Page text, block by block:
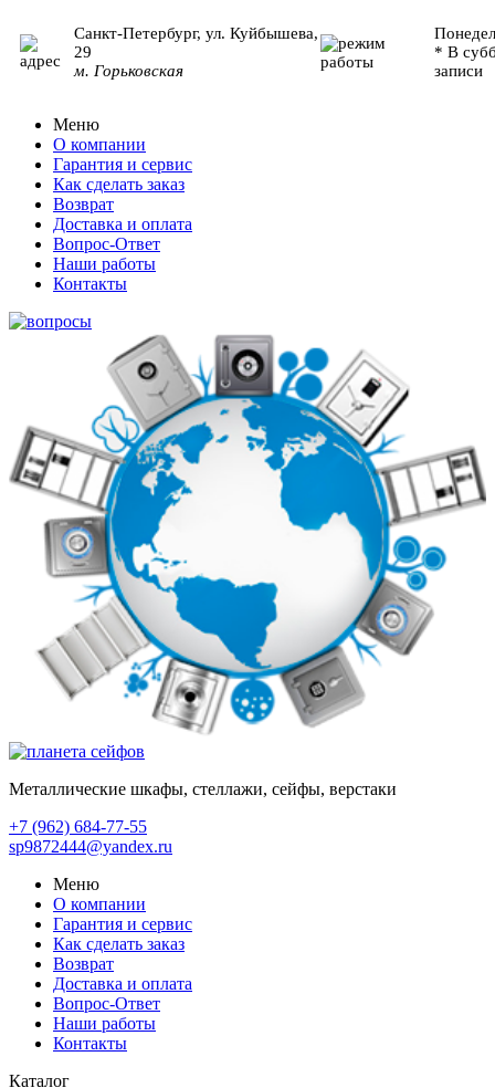
Санкт-Петербург, ул. Куйбышева,
29
м. Горьковская
* В
записи
Меню
О компании
Гарантия и сервис
Как сделать заказ
Возврат
Доставка и оплата
Вопрос-Ответ
Наши работы
Контакты
Металлические шкафы, стеллажи, сейфы, верстаки
+7 (962) 684-77-55
sp9872444@yandex.ru
Меню
О компании
Гарантия и сервис
Как сделать заказ
Возврат
Доставка и оплата
Вопрос-Ответ
Наши работы
Контакты
Каталог